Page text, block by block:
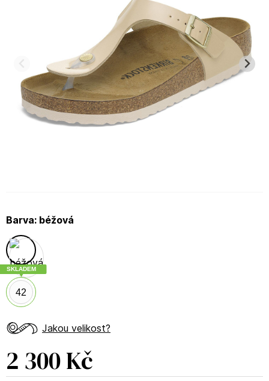
Barva: béžová
42
SKLADEM
Jakou velikost?
2 300 Kč